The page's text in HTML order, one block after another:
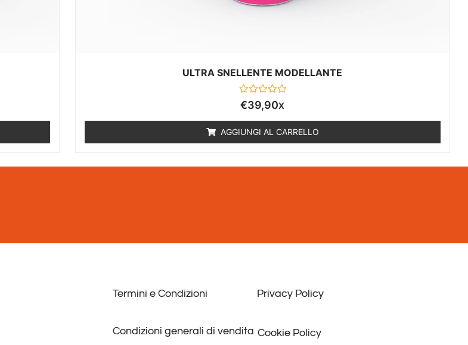
ULTRA SNELLENTE MODELLANTE
Valutato
0
€39,90X
AGGIUNGI AL CARRELLO
Termini e Condizioni Privacy Policy
Condizioni generali di vendita Cookie Policy